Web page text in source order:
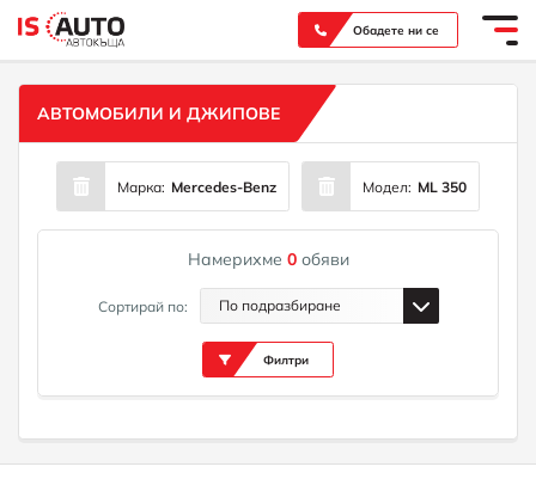
Обадете ни се
АВТОМОБИЛИ И ДЖИПОВЕ
Марка: Mercedes-Benz Модел: ML 350
Намерихме 0 обяви
Сортирай по: По подразбиране
Филтри